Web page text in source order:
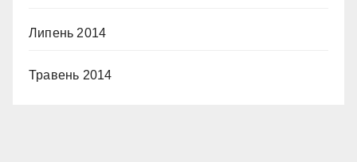
Липень 2014
Травень 2014